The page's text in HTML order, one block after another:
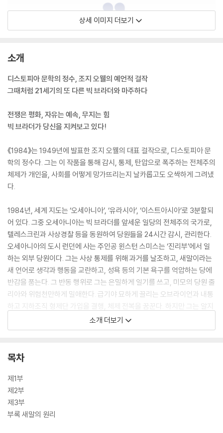
상세 이미지 더보기
소개
디스토피아 문학의 정수, 조지 오웰의 예언적 걸작
그때처럼 21세기의 또 다른 빅 브라더와 마주하다
전쟁은 평화, 자유는 예속, 무지는 힘
빅 브라더가 당신을 지켜보고 있다!
《1984》는 1949년에 발표한 조지 오웰의 대표 걸작으로, 디스토피아 문
학의 정수다. 그는 이 작품을 통해 감시, 통제, 탄압으로 폭주하는 전체주의
체제가 개인을, 사회를 어떻게 망가뜨리는지 날카롭고도 오싹하게 그려냈
다.
1984년, 세계 지도는 ‘오세아니아’, ‘유라시아’, ‘이스트아시아’로 3분할되
어 있다. 그중 오세아니아는 빅 브라더를 앞세운 일당의 전체주의 국가로,
텔레스크린과 사상경찰 등을 동원하여 당원들을 24시간 감시, 관리한다.
오세아니아의 도시 런던에 사는 주인공 윈스턴 스미스는 ‘진리부’에서 일
하는 외부 당원이다. 그는 사상 통제를 위해 과거를 날조하고, 새말이라는
새 언어로 생각과 행동을 교란하고, 성욕 등의 기본 욕구를 억압하는 당에
반감을 품는다. 그 반동 행위로 그는 은밀하게 일기를 쓰고, 미모의 당원 줄
리아와 위험천만하게 밀애한다. 급기야 묘하게 끌리는 오브라이언과 내통
하고 지하조직 형제단 가입을 결행, 체제 전복을 꿈꾼다. 하지만 그는 알지
못한다, 그 순간 살벌한 공포의 족쇄가 절망적으로 채워졌다는 것을.
성을 절실히 상기시킨다. 이 문제작은 폭압의 괴물 빅 브라더의 체제 아래
전체주의를 소름 돋게 경고하는 예언서 같은 작품이다.
소개 더보기
목차
제1부
제2부
제3부
부록 새말의 원리